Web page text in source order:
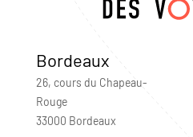
Bordeaux
26, cours du Chapeau-
Rouge
33000 Bordeaux